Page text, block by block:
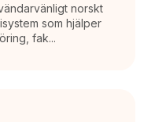
norskt
som hjälper
fak...